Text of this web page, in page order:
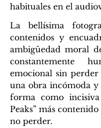
habituales en el
La bellísima
contenidos y
ambigüedad moral
constantemente
emocional sin perder
una obra incómoda
forma como
Peaks” más
no perder.